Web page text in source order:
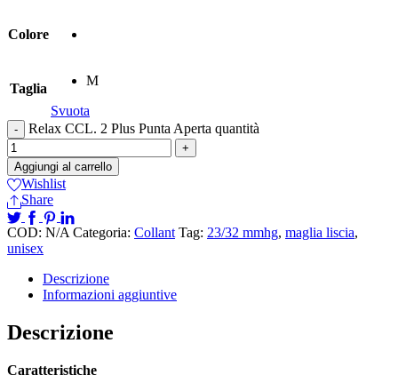
Colore
Taglia
M
Svuota
Relax CCL. 2 Plus Punta Aperta quantità
Aggiungi al carrello
Wishlist
Share
COD: N/A Categoria: Collant Tag: 23/32 mmhg, maglia liscia,
unisex
Descrizione
Informazioni aggiuntive
Descrizione
Caratteristiche